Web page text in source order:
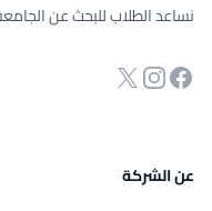
نساعد الطلاب للبحث عن
صفحة الفيسبوك
انستجرام
Twitter
عن الشركة